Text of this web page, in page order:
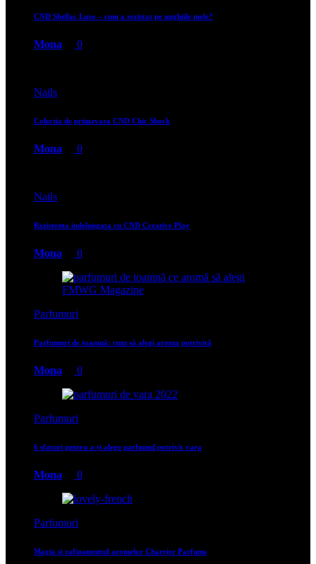
CND Shellac Luxe – cum a rezistat pe unghiile mele?
Mona 0
Nails
Colectia de primavara CND Chic Shock
Mona 0
Nails
Rezistenta indelungata cu CND Creative Play
Mona 0
Parfumuri
Parfumuri de toamnă: cum să alegi aroma potrivită
Mona 0
Parfumuri
6 sfaturi pentru a-ți alege parfumul potrivit vara
Mona 0
Parfumuri
Magia si rafinamentul aromelor Charrier Parfums